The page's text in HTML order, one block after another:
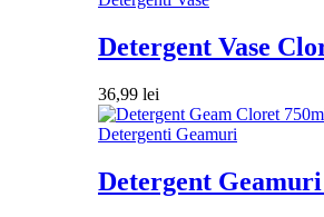
Detergent Vase
36,99 lei
Detergenti Geamuri
Detergent